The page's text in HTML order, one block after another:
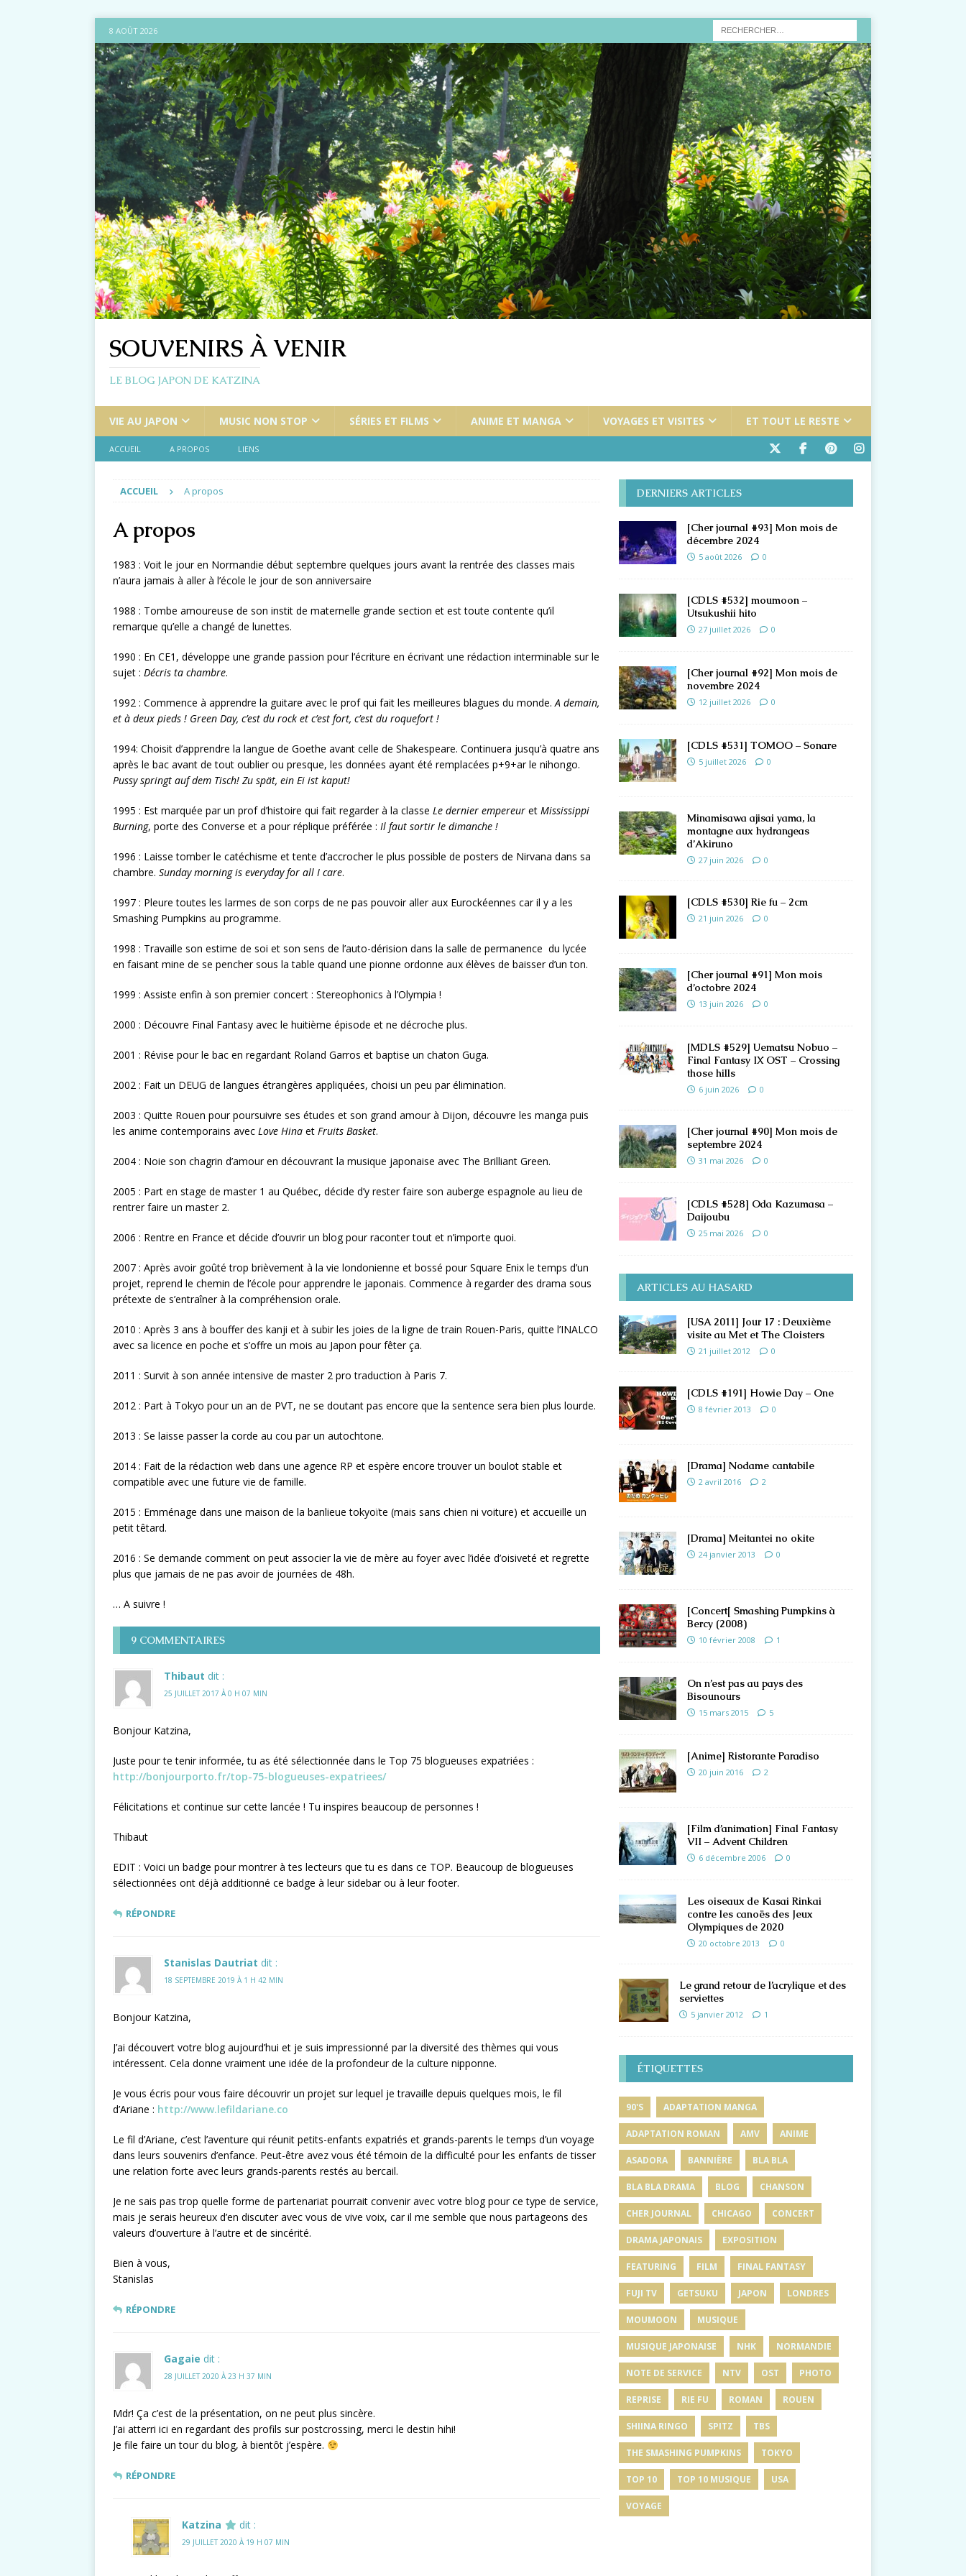
8 AOÛT 2026
SOUVENIRS À VENIR
LE BLOG JAPON DE KATZINA
VIE AU JAPON MUSIC NON STOP SÉRIES ET FILMS ANIME ET MANGA VOYAGES ET VISITES ET TOUT LE RESTE
ACCUEIL A PROPOS LIENS
ACCUEIL A propos
A propos
1983 : Voit le jour en Normandie début septembre quelques jours avant la rentrée des classes mais
n’aura jamais à aller à l’école le jour de son anniversaire
1988 : Tombe amoureuse de son instit de maternelle grande section et est toute contente qu’il
remarque qu’elle a changé de lunettes.
1990 : En CE1, développe une grande passion pour l’écriture en écrivant une rédaction interminable sur le
sujet : Décris ta chambre.
1992 : Commence à apprendre la guitare avec le prof qui fait les meilleures blagues du monde.A demain,
et à deux pieds ! Green Day, c’est du rock et c’est fort, c’est du roquefort !
1994: Choisit d’apprendre la langue de Goethe avant celle de Shakespeare. Continuera jusqu’à quatre ans
après le bac avant de tout oublier ou presque, les données ayant été remplacées p+9+ar le nihongo.
Pussy springt auf dem Tisch! Zu spät, ein Ei ist kaput!
1995 : Est marquée par un prof d’histoire qui fait regarder à la classe Le dernier empereur et Mississippi
Burning, porte des Converse et a pour réplique préférée : Il faut sortir le dimanche !
1996 : Laisse tomber le catéchisme et tente d’accrocher le plus possible de posters de Nirvana dans sa
chambre. Sunday morning is everyday for all I care.
1997 : Pleure toutes les larmes de son corps de ne pas pouvoir aller aux Eurockéennes car il y a les
Smashing Pumpkins au programme.
1998 : Travaille son estime de soi et son sens de l’auto-dérision dans la salle de permanence du lycée
en faisant mine de se pencher sous la table quand une pionne ordonne aux élèves de baisser d’un ton.
1999 : Assiste enfin à son premier concert : Stereophonics à l’Olympia !
2000 : Découvre Final Fantasy avec le huitième épisode et ne décroche plus.
2001 : Révise pour le bac en regardant Roland Garros et baptise un chaton Guga.
2002 : Fait un DEUG de langues étrangères appliquées, choisi un peu par élimination.
2003 : Quitte Rouen pour poursuivre ses études et son grand amour à Dijon, découvre les manga puis
les anime contemporains avec Love Hina et Fruits Basket.
2004 : Noie son chagrin d’amour en découvrant la musique japonaise avec The Brilliant Green.
2005 : Part en stage de master 1 au Québec, décide d’y rester faire son auberge espagnole au lieu de
rentrer faire un master 2.
2006 : Rentre en France et décide d’ouvrir un blog pour raconter tout et n’importe quoi.
2007 : Après avoir goûté trop brièvement à la vie londonienne et bossé pour Square Enix le temps d’un
projet, reprend le chemin de l’école pour apprendre le japonais. Commence à regarder des drama sous
prétexte de s’entraîner à la compréhension orale.
2010 : Après 3 ans à bouffer des kanji et à subir les joies de la ligne de train Rouen-Paris, quitte l’INALCO
avec sa licence en poche et s’offre un mois au Japon pour fêter ça.
2011 : Survit à son année intensive de master 2 pro traduction à Paris 7.
2012 : Part à Tokyo pour un an de PVT, ne se doutant pas encore que la sentence sera bien plus lourde.
2013 : Se laisse passer la corde au cou par un autochtone.
2014 : Fait de la rédaction web dans une agence RP et espère encore trouver un boulot stable et
compatible avec une future vie de famille.
2015 : Emménage dans une maison de la banlieue tokyoïte (mais sans chien ni voiture) et accueille un
petit têtard.
2016 : Se demande comment on peut associer la vie de mère au foyer avec l’idée d’oisiveté et regrette
plus que jamais de ne pas avoir de journées de 48h.
… A suivre !
9 COMMENTAIRES
Thibaut dit :
25 JUILLET 2017 À 0 H 07 MIN
Bonjour Katzina,
Juste pour te tenir informée, tu as été sélectionnée dans le Top 75 blogueuses expatriées :
http://bonjourporto.fr/top-75-blogueuses-expatriees/
Félicitations et continue sur cette lancée ! Tu inspires beaucoup de personnes !
Thibaut
EDIT : Voici un badge pour montrer à tes lecteurs que tu es dans ce TOP. Beaucoup de blogueuses
sélectionnées ont déjà additionné ce badge à leur sidebar ou à leur footer.
RÉPONDRE
Stanislas Dautriat dit :
18 SEPTEMBRE 2019 À 1 H 42 MIN
Bonjour Katzina,
J’ai découvert votre blog aujourd’hui et je suis impressionné par la diversité des thèmes qui vous
intéressent. Cela donne vraiment une idée de la profondeur de la culture nipponne.
Je vous écris pour vous faire découvrir un projet sur lequel je travaille depuis quelques mois, le fil
d’Ariane : http://www.lefildariane.co
Le fil d’Ariane, c’est l’aventure qui réunit petits-enfants expatriés et grands-parents le temps d’un voyage
dans leurs souvenirs d’enfance. Peut-être avez vous été témoin de la difficulté pour les enfants de tisser
une relation forte avec leurs grands-parents restés au bercail.
Je ne sais pas trop quelle forme de partenariat pourrait convenir avec votre blog pour ce type de service,
mais je serais heureux d’en discuter avec vous de vive voix, car il me semble que nous partageons des
valeurs d’ouverture à l’autre et de sincérité.
Bien à vous,
Stanislas
RÉPONDRE
Gagaie dit :
28 JUILLET 2020 À 23 H 37 MIN
Mdr! Ça c’est de la présentation, on ne peut plus sincère.
J’ai atterri ici en regardant des profils sur postcrossing, merci le destin hihi!
Je file faire un tour du blog, à bientôt j’espère.
RÉPONDRE
Katzina dit :
29 JUILLET 2020 À 19 H 07 MIN
DERNIERS ARTICLES
[Cher journal #93] Mon mois de
décembre 2024
5 août 2026 0
[CDLS #532] moumoon –
Utsukushii hito
27 juillet 2026 0
[Cher journal #92] Mon mois de
novembre 2024
12 juillet 2026 0
[CDLS #531] TOMOO – Sonare
5 juillet 2026 0
Minamisawa ajisai yama, la
montagne aux hydrangeas
d’Akiruno
27 juin 2026 0
[CDLS #530] Rie fu – 2cm
21 juin 2026 0
[Cher journal #91] Mon mois
d’octobre 2024
13 juin 2026 0
[MDLS #529] Uematsu Nobuo –
Final Fantasy IX OST – Crossing
those hills
6 juin 2026 0
[Cher journal #90] Mon mois de
septembre 2024
31 mai 2026 0
[CDLS #528] Oda Kazumasa –
Daijoubu
25 mai 2026 0
ARTICLES AU HASARD
[USA 2011] Jour 17 : Deuxième
visite au Met et The Cloisters
21 juillet 2012 0
[CDLS #191] Howie Day – One
8 février 2013 0
[Drama] Nodame cantabile
2 avril 2016 2
[Drama] Meitantei no okite
24 janvier 2013 0
[Concert[ Smashing Pumpkins à
Bercy (2008)
10 février 2008 1
On n’est pas au pays des
Bisounours
15 mars 2015 5
[Anime] Ristorante Paradiso
20 juin 2016 2
[Film d’animation] Final Fantasy
VII – Advent Children
6 décembre 2006 0
Les oiseaux de Kasai Rinkai
contre les canoës des Jeux
Olympiques de 2020
20 octobre 2013 0
Le grand retour de l’acrylique et des
serviettes
5 janvier 2012 1
ÉTIQUETTES
90'S ADAPTATION MANGA
ADAPTATION ROMAN AMV ANIME
ASADORA BANNIÈRE BLA BLA
BLA BLA DRAMA BLOG CHANSON
CHER JOURNAL CHICAGO CONCERT
DRAMA JAPONAIS EXPOSITION
FEATURING FILM FINAL FANTASY
FUJI TV GETSUKU JAPON LONDRES
MOUMOON MUSIQUE
MUSIQUE JAPONAISE NHK NORMANDIE
NOTE DE SERVICE NTV OST PHOTO
REPRISE RIE FU ROMAN ROUEN
SHIINA RINGO SPITZ TBS
THE SMASHING PUMPKINS TOKYO
TOP 10 TOP 10 MUSIQUE USA
VOYAGE